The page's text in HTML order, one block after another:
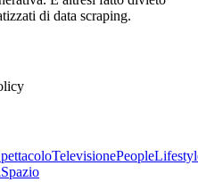
di data scraping.
TelevisionePeople
Spazio